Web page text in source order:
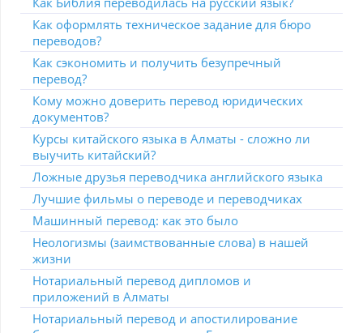
Как оформлять техническое задание для бюро
переводов?
Как сэкономить и получить безупречный
перевод?
Кому можно доверить перевод юридических
документов?
Курсы китайского языка в Алматы - сложно ли
выучить китайский?
Ложные друзья переводчика английского языка
Лучшие фильмы о переводе и переводчиках
Машинный перевод: как это было
Неологизмы (заимствованные слова) в нашей
жизни
Нотариальный перевод дипломов и
приложений в Алматы
Нотариальный перевод и апостилирование